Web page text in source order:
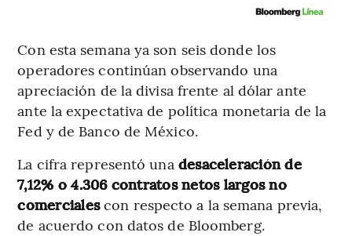
Con esta semana ya son seis donde los
operadores continúan observando una
apreciación de la divisa frente al dólar ante
ante la expectativa de política monetaria de la
Fed y de Banco de México.
La cifra representó una desaceleración de
7,12% o 4.306 contratos netos largos no
comercialescon respecto a la semana previa,
de acuerdo con datos de Bloomberg.